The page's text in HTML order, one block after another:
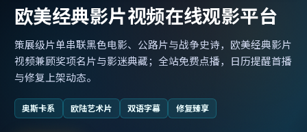
欧美经典影片视频在线观影平台
策展级片单串联黑色电影、公路片与战争史诗，欧美经典影片
视频兼顾奖项名片与影迷典藏；全站免费点播，日历提醒首播
与修复上架动态。
奥斯卡系 欧陆艺术片 双语字幕 修复臻享